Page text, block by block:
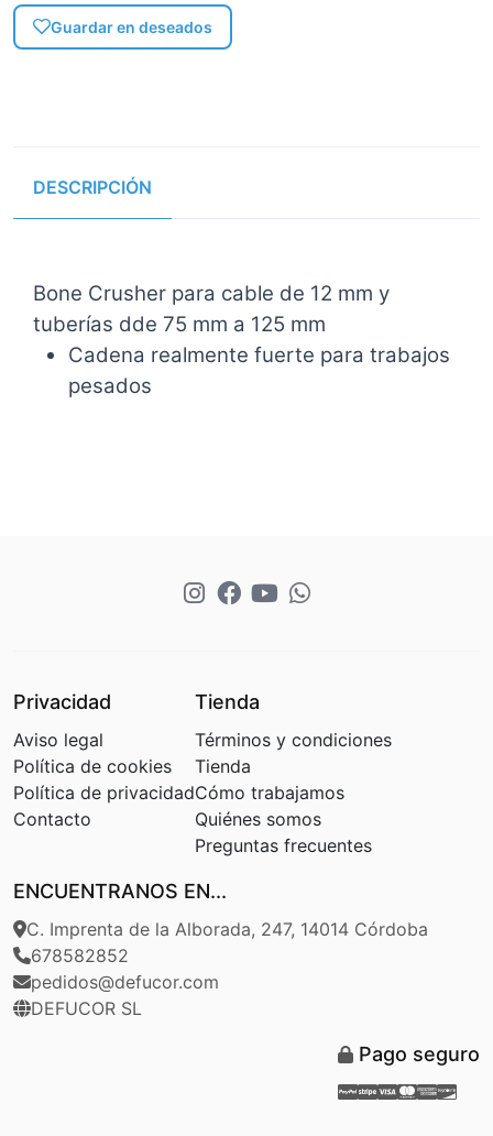
Guardar en deseados
DESCRIPCIÓN
Bone Crusher para cable de 12 mm y
tuberías dde 75 mm a 125 mm
Cadena realmente fuerte para trabajos
pesados
Privacidad
Aviso legal
Política de cookies
Política de privacidad
Contacto
Tienda
Términos y condiciones
Tienda
Cómo trabajamos
Quiénes somos
Preguntas frecuentes
ENCUENTRANOS EN...
C. Imprenta de la Alborada, 247, 14014 Córdoba
678582852
pedidos@defucor.com
DEFUCOR SL
Pago seguro
Paypal
Stripe
Visa